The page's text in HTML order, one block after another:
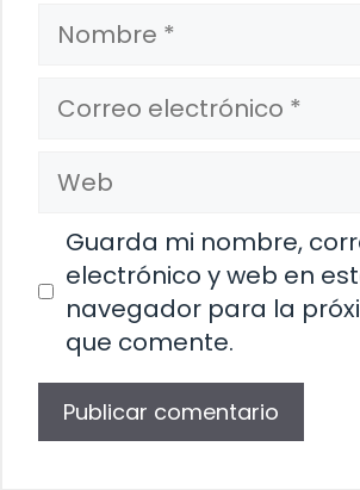
Nombre
Correo
electrónico
Web
Guarda mi nombre,
electrónico y web en
navegador para la
que comente.